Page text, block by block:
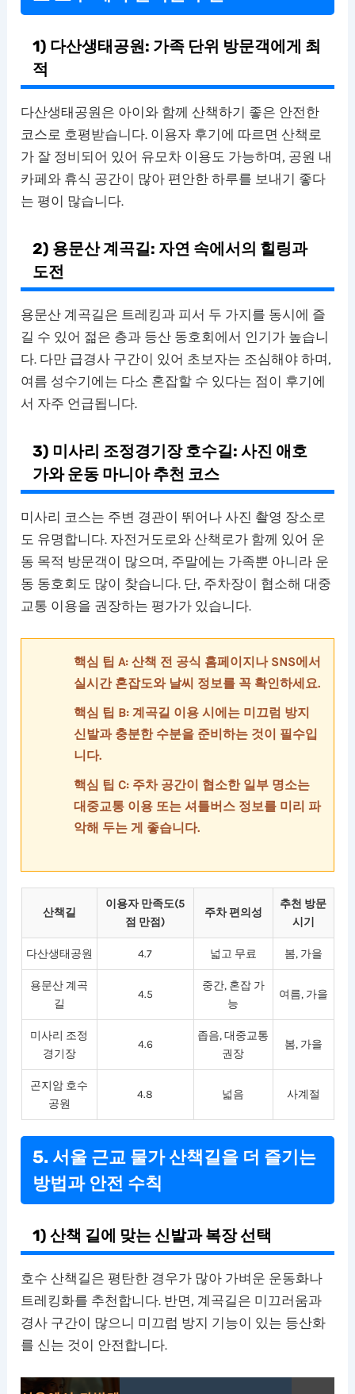
1) 다산생태공원: 가족 단위 방문객에게 최
적
다산생태공원은 아이와 함께 산책하기 좋은 안전한
코스로 호평받습니다. 이용자 후기에 따르면 산책로
가 잘 정비되어 있어 유모차 이용도 가능하며, 공원 내
카페와 휴식 공간이 많아 편안한 하루를 보내기 좋다
는 평이 많습니다.
2) 용문산 계곡길: 자연 속에서의 힐링과
도전
용문산 계곡길은 트레킹과 피서 두 가지를 동시에 즐
길 수 있어 젊은 층과 등산 동호회에서 인기가 높습니
다. 다만 급경사 구간이 있어 초보자는 조심해야 하며,
여름 성수기에는 다소 혼잡할 수 있다는 점이 후기에
서 자주 언급됩니다.
3) 미사리 조정경기장 호수길: 사진 애호
가와 운동 마니아 추천 코스
미사리 코스는 주변 경관이 뛰어나 사진 촬영 장소로
도 유명합니다. 자전거도로와 산책로가 함께 있어 운
동 목적 방문객이 많으며, 주말에는 가족뿐 아니라 운
동 동호회도 많이 찾습니다. 단, 주차장이 협소해 대중
교통 이용을 권장하는 평가가 있습니다.
핵심 팁 A: 산책 전 공식 홈페이지나 SNS에서
실시간 혼잡도와 날씨 정보를 꼭 확인하세요.
핵심 팁 B: 계곡길 이용 시에는 미끄럼 방지
신발과 충분한 수분을 준비하는 것이 필수입
니다.
핵심 팁 C: 주차 공간이 협소한 일부 명소는
대중교통 이용 또는 셔틀버스 정보를 미리 파
악해 두는 게 좋습니다.
산책길
이용자 만족도(5
점 만점)
주차 편의성
추천 방문
시기
다산생태공원 4.7 넓고 무료 봄, 가을
용문산 계곡
길
4.5
중간, 혼잡 가
능
여름, 가을
미사리 조정
경기장
4.6
좁음, 대중교통
권장
봄, 가을
곤지암 호수
공원
4.8 넓음 사계절
5. 서울 근교 물가 산책길을 더 즐기는
방법과 안전 수칙
1) 산책 길에 맞는 신발과 복장 선택
호수 산책길은 평탄한 경우가 많아 가벼운 운동화나
트레킹화를 추천합니다. 반면, 계곡길은 미끄러움과
경사 구간이 많으니 미끄럼 방지 기능이 있는 등산화
를 신는 것이 안전합니다.